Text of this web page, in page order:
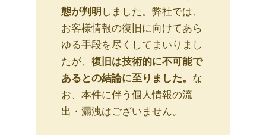
態が判明 しました。弊社では、
お客様情報の復旧に向けてあら
ゆる手段を尽くしてまいりまし
たが、復旧は技術的に不可能で
あるとの結論に至りました。 な
お、本件に伴う個人情報の流
出・漏洩はございません。